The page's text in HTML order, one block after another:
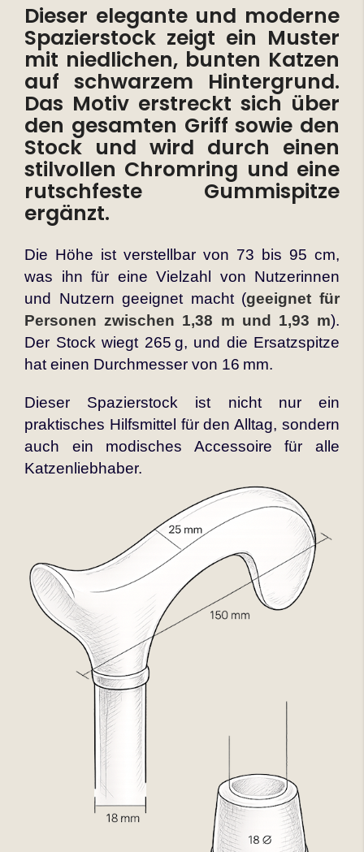
Dieser elegante und moderne
Spazierstock zeigt ein Muster
mit niedlichen, bunten Katzen
auf schwarzem Hintergrund.
Das Motiv erstreckt sich über
den gesamten Griff sowie den
Stock und wird durch einen
stilvollen Chromring und eine
rutschfeste Gummispitze
ergänzt.
Die Höhe ist verstellbar von 73 bis 95 cm,
was ihn für eine Vielzahl von Nutzerinnen
und Nutzern geeignet macht (geeignet für
Personen zwischen 1,38 m und 1,93 m).
Der Stock wiegt 265 g, und die Ersatzspitze
hat einen Durchmesser von 16 mm.
Dieser Spazierstock ist nicht nur ein
praktisches Hilfsmittel für den Alltag, sondern
auch ein modisches Accessoire für alle
Katzenliebhaber.